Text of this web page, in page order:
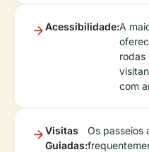
Acessibilidade:A
rodas
com
Visitas
Guiadas:
Os passeios